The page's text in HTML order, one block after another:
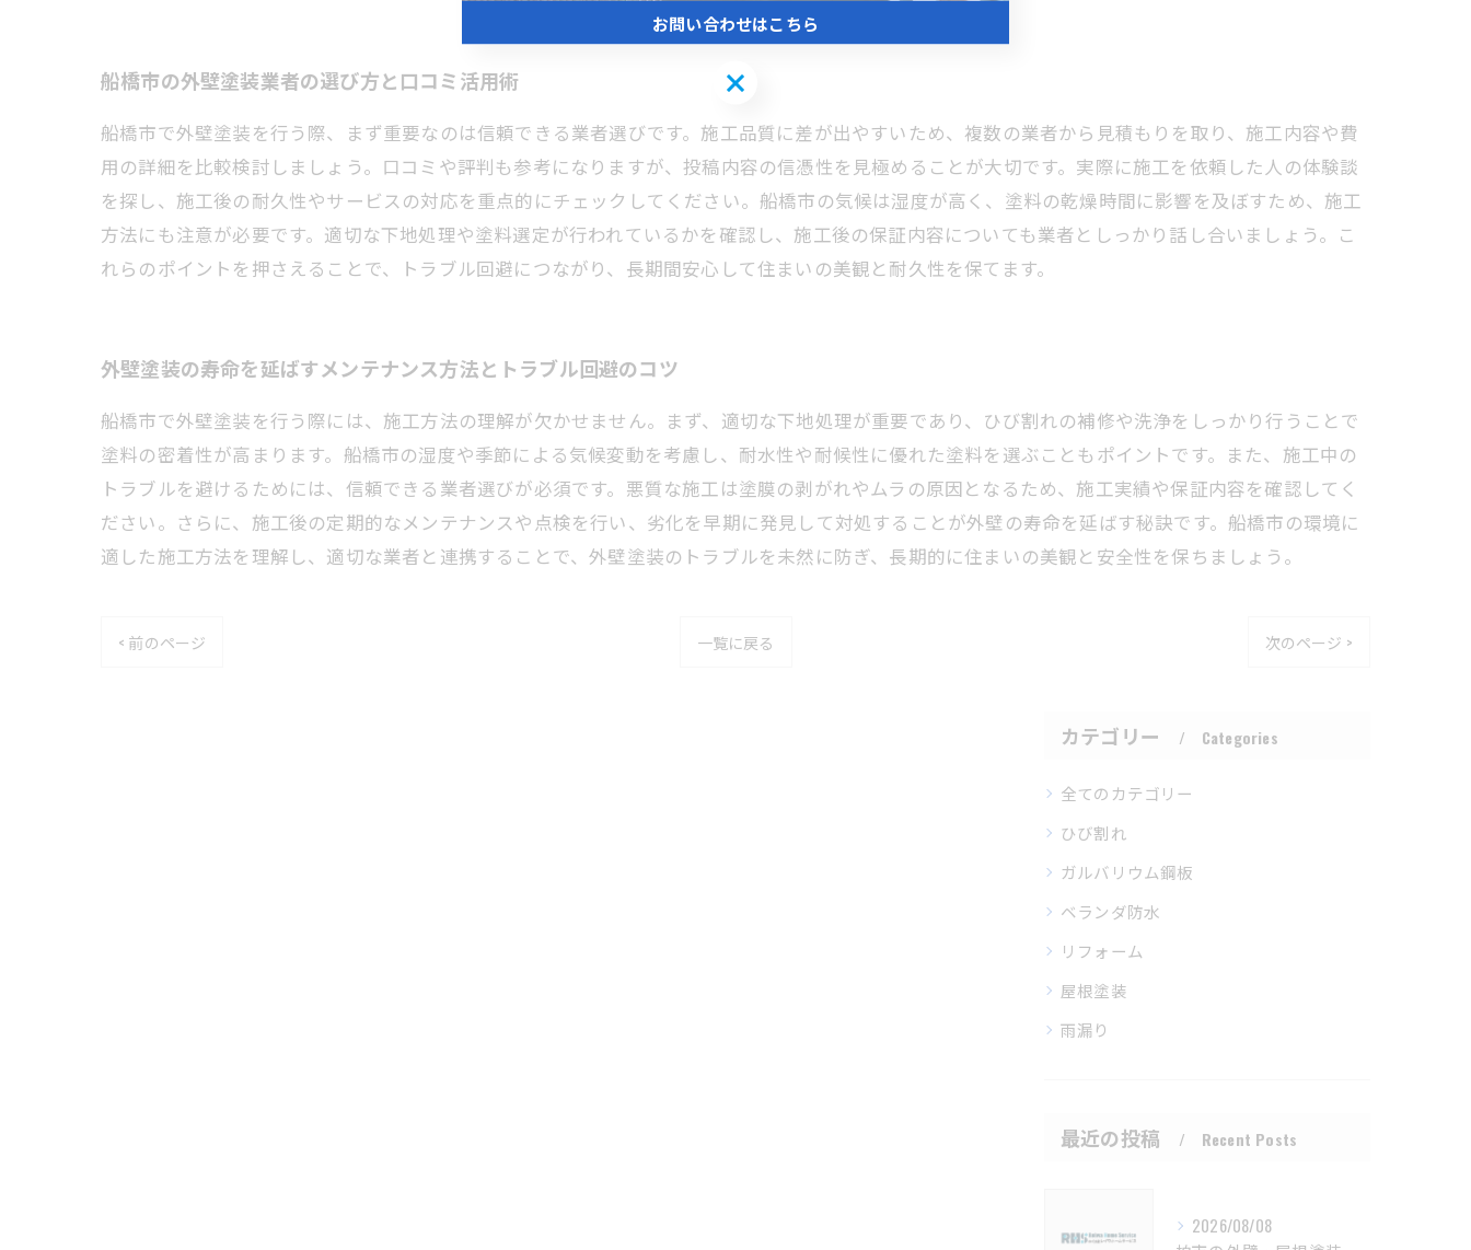
船橋市の外壁塗装業者の選び方と口コミ活用術
船橋市で外壁塗装を行う際、まず重要なのは信頼できる業者選びです。施工品質に差が出やすいため、複数の業者から見積もりを取り、施工内容や費
用の詳細を比較検討しましょう。口コミや評判も参考になりますが、投稿内容の信憑性を見極めることが大切です。実際に施工を依頼した人の体験談
を探し、施工後の耐久性やサービスの対応を重点的にチェックしてください。船橋市の気候は湿度が高く、塗料の乾燥時間に影響を及ぼすため、施工
方法にも注意が必要です。適切な下地処理や塗料選定が行われているかを確認し、施工後の保証内容についても業者としっかり話し合いましょう。こ
れらのポイントを押さえることで、トラブル回避につながり、長期間安心して住まいの美観と耐久性を保てます。
外壁塗装の寿命を延ばすメンテナンス方法とトラブル回避のコツ
船橋市で外壁塗装を行う際には、施工方法の理解が欠かせません。まず、適切な下地処理が重要であり、ひび割れの補修や洗浄をしっかり行うことで
塗料の密着性が高まります。船橋市の湿度や季節による気候変動を考慮し、耐水性や耐候性に優れた塗料を選ぶこともポイントです。また、施工中の
トラブルを避けるためには、信頼できる業者選びが必須です。悪質な施工は塗膜の剥がれやムラの原因となるため、施工実績や保証内容を確認してく
ださい。さらに、施工後の定期的なメンテナンスや点検を行い、劣化を早期に発見して対処することが外壁の寿命を延ばす秘訣です。船橋市の環境に
適した施工方法を理解し、適切な業者と連携することで、外壁塗装のトラブルを未然に防ぎ、長期的に住まいの美観と安全性を保ちましょう。
< 前のページ 一覧に戻る 次のページ >
カテゴリー Categories
全てのカテゴリー
ひび割れ
ガルバリウム鋼板
ベランダ防水
リフォーム
屋根塗装
雨漏り
最近の投稿 Recent Posts
2026/08/08
お問い合わせはこちら
お問い合わせはこちら